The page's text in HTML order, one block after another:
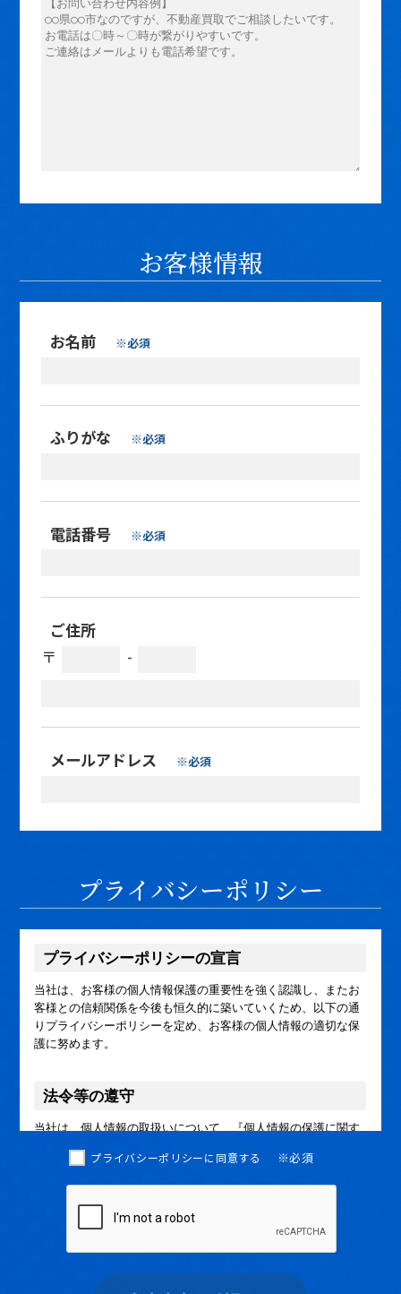
お客様情報
お名前 ※必須
ふりがな ※必須
電話番号 ※必須
ご住所
〒
-
メールアドレス ※必須
プライバシーポリシー
プライバシーポリシーに同意する ※必須